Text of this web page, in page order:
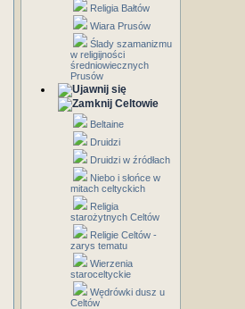
Religia Bałtów
Wiara Prusów
Ślady szamanizmu
w religijności
średniowiecznych
Prusów
Celtowie
Beltaine
Druidzi
Druidzi w źródłach
Niebo i słońce w
mitach celtyckich
Religia
starożytnych Celtów
Religie Celtów -
zarys tematu
Wierzenia
staroceltyckie
Wędrówki dusz u
Celtów